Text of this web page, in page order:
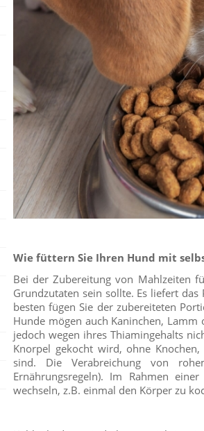
Wie füttern Sie Ihren Hund mit
Bei der Zubereitung von Mahlzeiten
Grundzutaten sein sollte. Es liefert
besten fügen Sie der zubereiteten
Hunde mögen auch Kaninchen,
jedoch wegen ihres Thiamingehalts
Knorpel gekocht wird, ohne
sind. Die Verabreichung von
Ernährungsregeln). Im Rahmen
wechseln, z.B. einmal den Körper zu